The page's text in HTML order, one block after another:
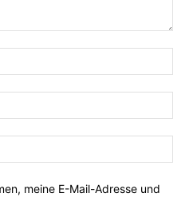
meine E-Mail-Adresse und